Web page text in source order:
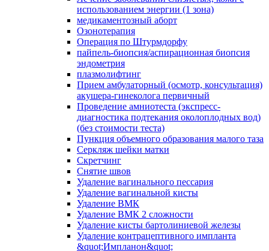
использованием энергии (1 зона)
медикаментозный аборт
Озонотерапия
Операция по Штурмдорфу
пайпель-биопсия/аспирационная биопсия
эндометрия
плазмолифтинг
Прием амбулаторный (осмотр, консультация)
акушера-гинеколога первичный
Проведение амниотеста (экспресс-
диагностика подтекания околоплодных вод)
(без стоимости теста)
Пункция объемного образования малого таза
Серкляж шейки матки
Скретчинг
Снятие швов
Удаление вагинального пессария
Удаление вагинальной кисты
Удаление ВМК
Удаление ВМК 2 сложности
Удаление кисты бартолиниевой железы
Удаление контрацептивного импланта
&quot;Импланон&quot;